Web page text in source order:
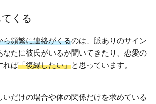
くる
ら頻繁に連絡がくるのは、脈ありのサイン
なたに彼氏がいるか聞いてきたり、恋愛の
れば「復縁したい」と思っています。
いだけの場合や体の関係だけを求めている